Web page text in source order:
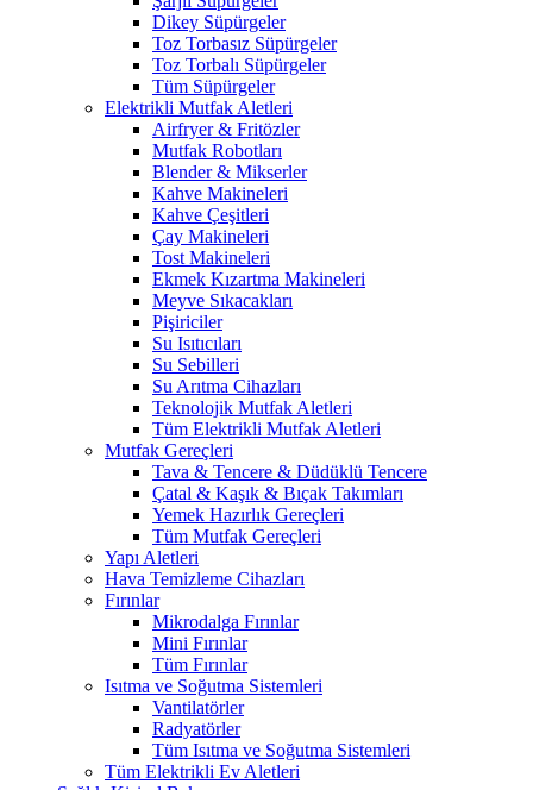
Dikey Süpürgeler
Toz Torbasız Süpürgeler
Toz Torbalı Süpürgeler
Tüm Süpürgeler
Elektrikli Mutfak Aletleri
Airfryer & Fritözler
Mutfak Robotları
Blender & Mikserler
Kahve Makineleri
Kahve Çeşitleri
Çay Makineleri
Tost Makineleri
Ekmek Kızartma Makineleri
Meyve Sıkacakları
Pişiriciler
Su Isıtıcıları
Su Sebilleri
Su Arıtma Cihazları
Teknolojik Mutfak Aletleri
Tüm Elektrikli Mutfak Aletleri
Mutfak Gereçleri
Tava & Tencere & Düdüklü Tencere
Çatal & Kaşık & Bıçak Takımları
Yemek Hazırlık Gereçleri
Tüm Mutfak Gereçleri
Yapı Aletleri
Hava Temizleme Cihazları
Fırınlar
Mikrodalga Fırınlar
Mini Fırınlar
Tüm Fırınlar
Isıtma ve Soğutma Sistemleri
Vantilatörler
Radyatörler
Tüm Isıtma ve Soğutma Sistemleri
Tüm Elektrikli Ev Aletleri